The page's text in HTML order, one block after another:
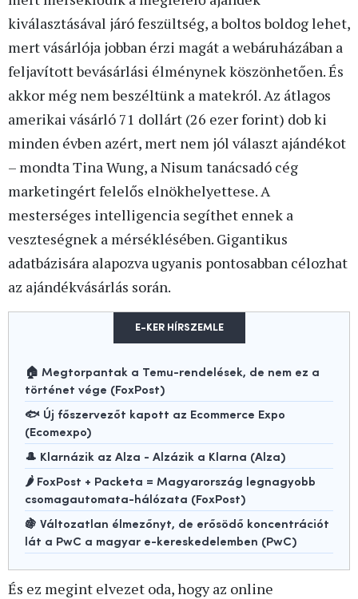
kiválasztásával járó feszültség, a boltos boldog lehet,
mert vásárlója jobban érzi magát a webáruházában a
feljavított bevásárlási élménynek köszönhetően. És
akkor még nem beszéltünk a matekról. Az átlagos
amerikai vásárló 71 dollárt (26 ezer forint) dob ki
minden évben azért, mert nem jól választ ajándékot
– mondta Tina Wung, a Nisum tanácsadó cég
marketingért felelős elnökhelyettese. A
mesterséges intelligencia segíthet ennek a
veszteségnek a mérséklésében. Gigantikus
adatbázisára alapozva ugyanis pontosabban célozhat
az ajándékvásárlás során.
E-KER HÍRSZEMLE
🏠 Megtorpantak a Temu-rendelések, de nem ez a
történet vége (FoxPost)
🐟 Új főszervezőt kapott az Ecommerce Expo
(Ecomexpo)
🎩 Klarnázik az Alza - Alzázik a Klarna (Alza)
🌶️ FoxPost + Packeta = Magyarország legnagyobb
csomagautomata-hálózata (FoxPost)
🍇 Változatlan élmezőnyt, de erősödő koncentrációt
lát a PwC a magyar e-kereskedelemben (PwC)
És ez megint elvezet oda, hogy az online